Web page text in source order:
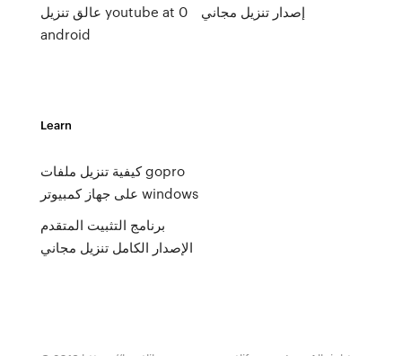
عالق تنزيل youtube at 0
android
إصدار تنزيل مجاني
Learn
كيفية تنزيل ملفات gopro
على جهاز كمبيوتر windows
برنامج التثبيت المتقدم
الإصدار الكامل تنزيل مجاني